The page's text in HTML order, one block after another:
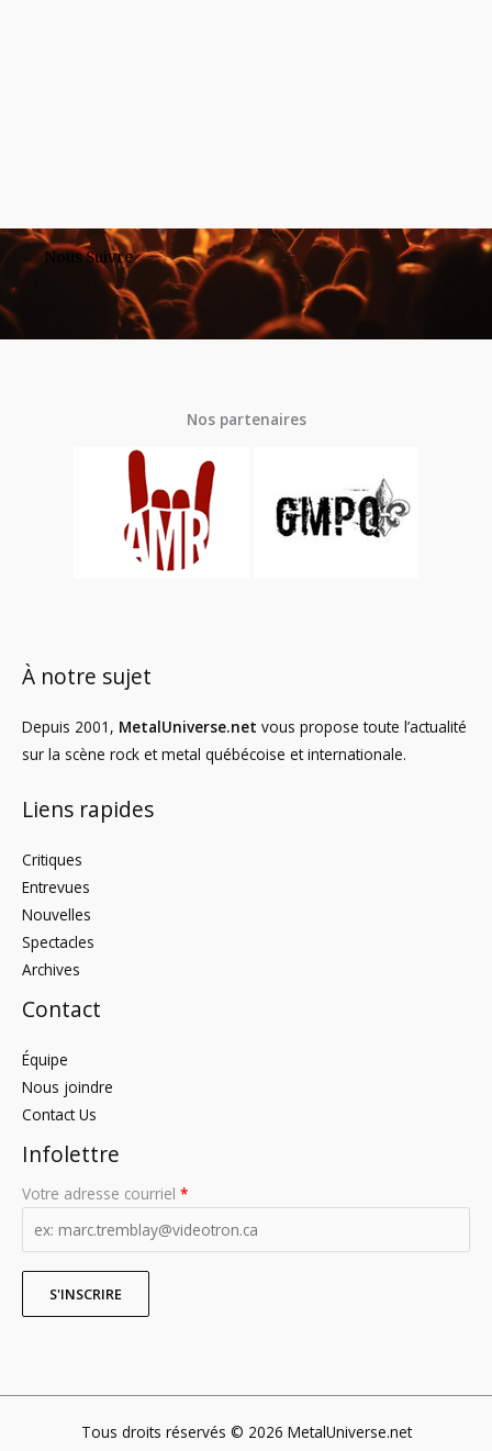
Nous Suivre
Nos partenaires
À notre sujet
Depuis 2001, MetalUniverse.net vous propose toute l’actualité
sur la scène rock et metal québécoise et internationale.
Liens rapides
Critiques
Entrevues
Nouvelles
Spectacles
Archives
Contact
Équipe
Nous joindre
Contact Us
Infolettre
Votre adresse courriel *
Tous droits réservés © 2026 MetalUniverse.net